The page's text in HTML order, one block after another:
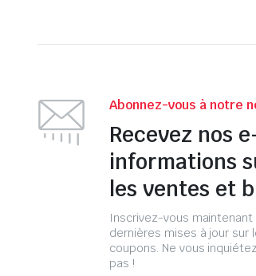
Abonnez-vous à notre
Recevez nos
informations
les ventes et
Inscrivez-vous
dernières mises à jour
coupons. Ne vous
pas !